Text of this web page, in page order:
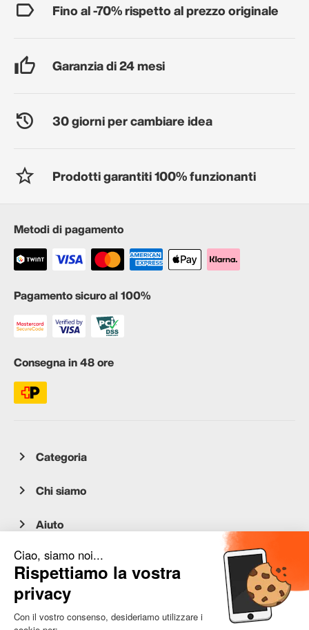
Fino al -70% rispetto al prezzo originale
Garanzia di 24 mesi
30 giorni per cambiare idea
Prodotti garantiti 100% funzionanti
Metodi di pagamento
Pagamento sicuro al 100%
Consegna in 48 ore
Categoria
Chi siamo
Aiuto
Servizio clienti
occasion.migros.mobile@recommerce.com
Lunedì-Venerdì 08:00-17:00